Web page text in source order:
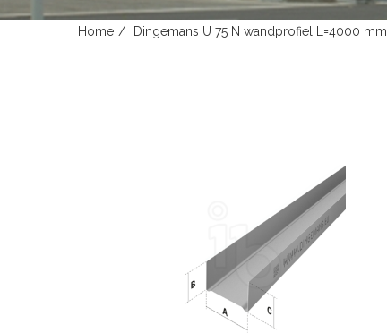
Home Dingemans U 75 N wandprofiel L=4000 mm